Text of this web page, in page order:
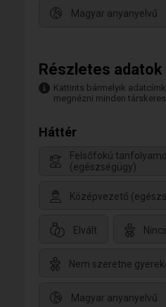
Magyar anyanyelvű
Részletes adatok
Kattints bármelyik
megnézni minden
Háttér
Felsőfokú
(egészségügy)
Középvezető
Elvált
Nem szeretne
Magyar anyanyelvű